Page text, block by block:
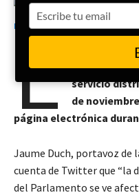
LISA News
E
l sitio web
víctima de
servicio
de
página electrónica
Jaume Duch, portavoz de
cuenta de Twitter que “la
del Parlamento se ve
name
your
email